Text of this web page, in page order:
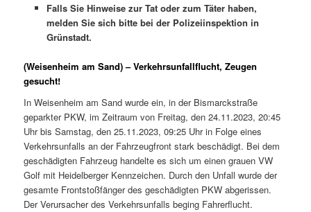
Falls Sie Hinweise zur Tat oder zum Täter haben,
melden Sie sich bitte bei der Polizeiinspektion in
Grünstadt.
(Weisenheim am Sand) – Verkehrsunfallflucht, Zeugen
gesucht!
In Weisenheim am Sand wurde ein, in der Bismarckstraße
geparkter PKW, im Zeitraum von Freitag, den 24.11.2023, 20:45
Uhr bis Samstag, den 25.11.2023, 09:25 Uhr in Folge eines
Verkehrsunfalls an der Fahrzeugfront stark beschädigt. Bei dem
geschädigten Fahrzeug handelte es sich um einen grauen VW
Golf mit Heidelberger Kennzeichen. Durch den Unfall wurde der
gesamte Frontstoßfänger des geschädigten PKW abgerissen.
Der Verursacher des Verkehrsunfalls beging Fahrerflucht.